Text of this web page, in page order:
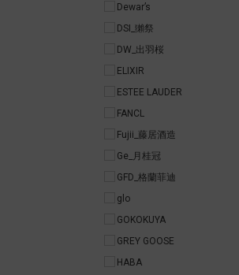
Dewar’s
DSI_獺祭
DW_出羽桜
ELIXIR
ESTEE LAUDER
FANCL
Fujii_藤居酒造
Ge_月桂冠
GFD_格蘭菲迪
glo
GOKOKUYA
GREY GOOSE
HABA